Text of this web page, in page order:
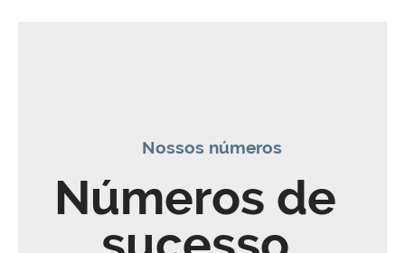
Nossos números
Números de